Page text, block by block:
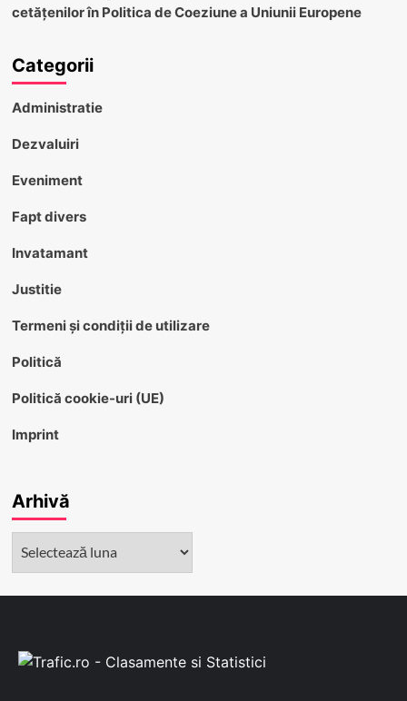
cetățenilor în Politica de Coeziune a Uniunii Europene
Categorii
Administratie
Dezvaluiri
Eveniment
Fapt divers
Invatamant
Justitie
Termeni și condiții de utilizare
Politică
Politică cookie-uri (UE)
Imprint
Arhivă